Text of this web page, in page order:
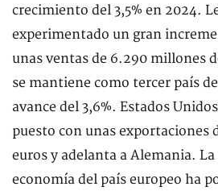
crecimiento del 3,5% en 2024.
experimentado un gran
unas ventas de 6.290 millones
se mantiene como tercer país
avance del 3,6%. Estados
puesto con unas exportaciones
euros y adelanta a Alemania.
economía del país europeo ha